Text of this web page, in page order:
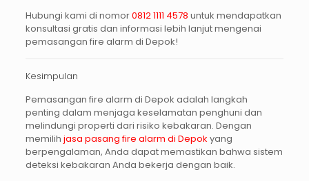
Hubungi kami di nomor0812 1111 4578 untuk mendapatkan
konsultasi gratis dan informasi lebih lanjut mengenai
pemasangan fire alarm di Depok!
Kesimpulan
Pemasangan fire alarm di Depok adalah langkah
penting dalam menjaga keselamatan penghuni dan
melindungi properti dari risiko kebakaran. Dengan
memilih jasa pasang fire alarm di Depok yang
berpengalaman, Anda dapat memastikan bahwa sistem
deteksi kebakaran Anda bekerja dengan baik.